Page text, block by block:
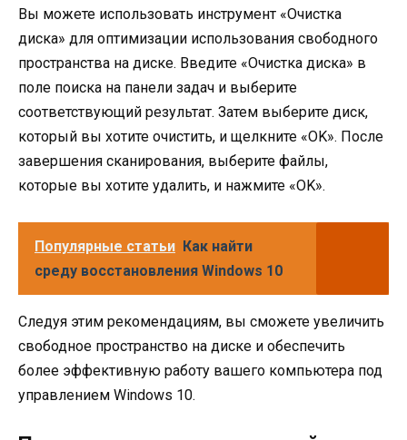
Вы можете использовать инструмент «Очистка
диска» для оптимизации использования свободного
пространства на диске. Введите «Очистка диска» в
поле поиска на панели задач и выберите
соответствующий результат. Затем выберите диск,
который вы хотите очистить, и щелкните «OK». После
завершения сканирования, выберите файлы,
которые вы хотите удалить, и нажмите «OK».
Популярные статьи Как найти
среду восстановления Windows 10
Следуя этим рекомендациям, вы сможете увеличить
свободное пространство на диске и обеспечить
более эффективную работу вашего компьютера под
управлением Windows 10.